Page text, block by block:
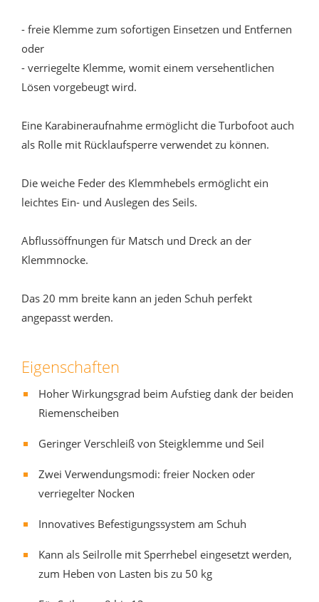
- freie Klemme zum sofortigen Einsetzen und Entfernen
oder
- verriegelte Klemme, womit einem versehentlichen
Lösen vorgebeugt wird.
Eine Karabineraufnahme ermöglicht die Turbofoot auch
als Rolle mit Rücklaufsperre verwendet zu können.
Die weiche Feder des Klemmhebels ermöglicht ein
leichtes Ein- und Auslegen des Seils.
Abflussöffnungen für Matsch und Dreck an der
Klemmnocke.
Das 20 mm breite kann an jeden Schuh perfekt
angepasst werden.
Eigenschaften
Hoher Wirkungsgrad beim Aufstieg dank der beiden
Riemenscheiben
Geringer Verschleiß von Steigklemme und Seil
Zwei Verwendungsmodi: freier Nocken oder
verriegelter Nocken
Innovatives Befestigungssystem am Schuh
Kann als Seilrolle mit Sperrhebel eingesetzt werden,
zum Heben von Lasten bis zu 50 kg